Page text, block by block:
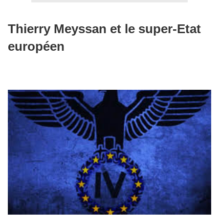
Thierry Meyssan et le super-Etat
européen